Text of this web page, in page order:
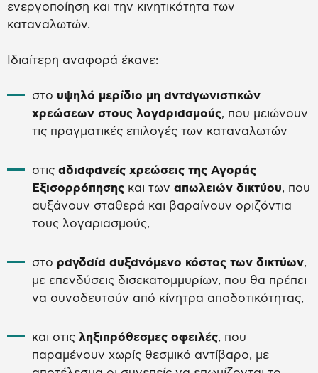
ενεργοποίηση και την κινητικότητα των
καταναλωτών.
Ιδιαίτερη αναφορά έκανε:
στο υψηλό μερίδιο μη ανταγωνιστικών
χρεώσεων στους λογαριασμούς, που μειώνουν
τις πραγματικές επιλογές των καταναλωτών
στις αδιαφανείς χρεώσεις της Αγοράς
Εξισορρόπησης και των απωλειών δικτύου, που
αυξάνουν σταθερά και βαραίνουν οριζόντια
τους λογαριασμούς,
στο ραγδαία αυξανόμενο κόστος των δικτύων,
με επενδύσεις δισεκατομμυρίων, που θα πρέπει
να συνοδευτούν από κίνητρα αποδοτικότητας,
και στις ληξιπρόθεσμες οφειλές, που
παραμένουν χωρίς θεσμικό αντίβαρο, με